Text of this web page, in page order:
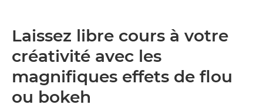
Laissez libre cours à votre
créativité avec les
magnifiques effets de flou
ou bokeh